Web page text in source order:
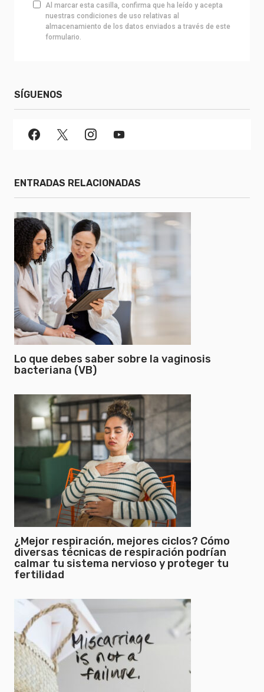
Al marcar esta casilla, confirma que ha leído y acepta
nuestras condiciones de uso relativas al
almacenamiento de los datos enviados a través de este
formulario.
SÍGUENOS
ENTRADAS RELACIONADAS
Lo que debes saber sobre la vaginosis
bacteriana (VB)
¿Mejor respiración, mejores ciclos? Cómo
diversas técnicas de respiración podrían
calmar tu sistema nervioso y proteger tu
fertilidad